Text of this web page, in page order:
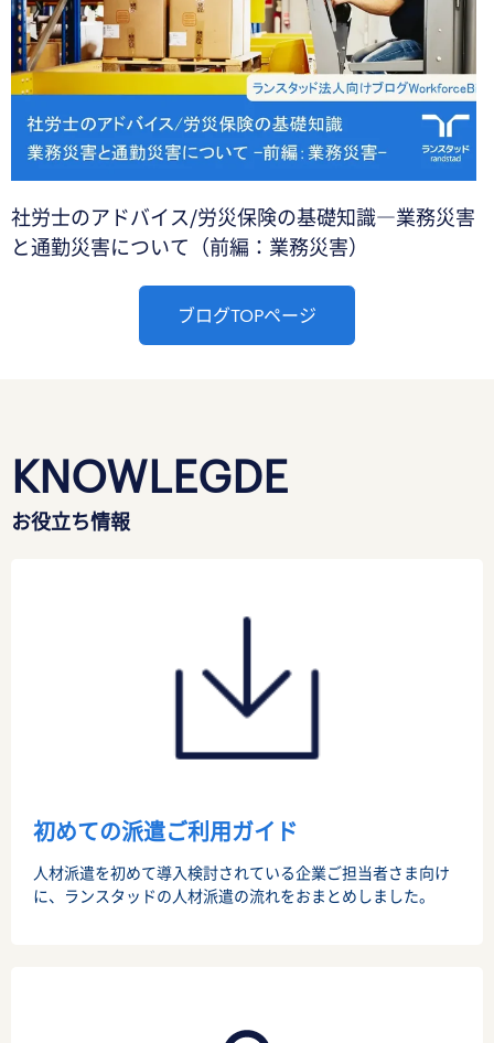
社労士のアドバイス/労災保険の基礎知識―業務災害
と通勤災害について（前編：業務災害）
ブログTOPページ
KNOWLEGDE
お役立ち情報
初めての派遣ご利用ガイド
人材派遣を初めて導入検討されている企業ご担当者さま向け
に、ランスタッドの人材派遣の流れをおまとめしました。